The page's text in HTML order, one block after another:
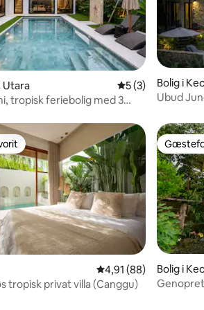
Utara 5 ud af 5 i
5 (3)
tropisk feriebolig med 3
Bolig i
Ubud
4,91 ud af 5 i
4,91 (88)
tropisk privat villa (Canggu)
Bolig i